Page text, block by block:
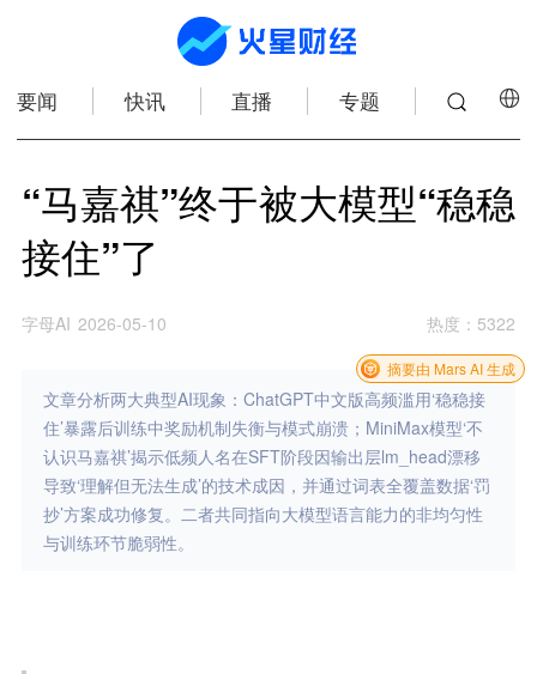
要闻 快讯 直播 专题
“马嘉祺”终于被大模型“稳稳
接住”了
字母AI 2026-05-10 热度 ： 5322
文章分析两大典型AI现象：ChatGPT中文版高频滥用‘稳稳接
住’暴露后训练中奖励机制失衡与模式崩溃；MiniMax模型‘不
认识马嘉祺’揭示低频人名在SFT阶段因输出层lm_head漂移
导致‘理解但无法生成’的技术成因，并通过词表全覆盖数据‘罚
抄’方案成功修复。二者共同指向大模型语言能力的非均匀性
与训练环节脆弱性。
摘要由 Mars AI 生成